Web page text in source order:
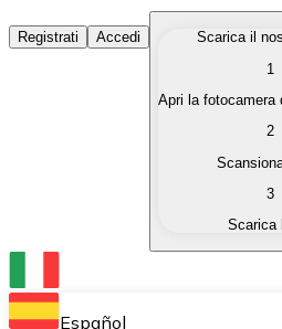
Acquista Criptovalute
Acquista le criptovalute
Converti le tue
Scambia una criptovaluta
Conserva le tue cripto in un
Registrati Accedi
Scarica il
1
Apri la fotocamera
2
3
Scarica
Español